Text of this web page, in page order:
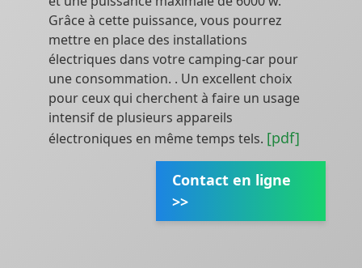
Grâce à cette puissance, vous pourrez
mettre en place des installations
électriques dans votre camping-car pour
une consommation. . Un excellent choix
pour ceux qui cherchent à faire un usage
intensif de plusieurs appareils
électroniques en même temps tels. [pdf]
Contact en ligne
>>